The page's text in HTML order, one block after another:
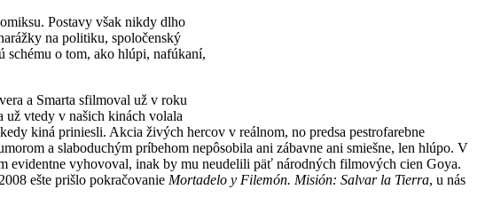
Postavy však nikdy dlho
na politiku, spoločenský
schému o tom, ako hlúpi, nafúkaní,
a Smarta sfilmoval už v roku
už vtedy v našich kinách volala
kiná priniesli. Akcia živých hercov v reálnom, no predsa pestrofarebne
a slaboduchým príbehom nepôsobila ani zábavne ani smiešne, len hlúpo. V
evidentne vyhovoval, inak by mu neudelili päť národných filmových cien Goya.
ešte prišlo pokračovanie Mortadelo y Filemón. Misión: Salvar la Tierra, u nás